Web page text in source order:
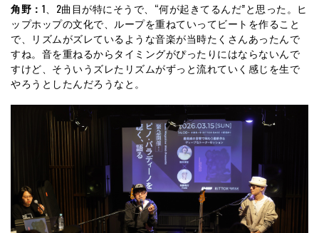
角野： 1、2曲目が特にそうで、“何が起きてるんだ”と思った。ヒ
ップホップの文化で、ループを重ねていってビートを作ること
で、リズムがズレているような音楽が当時たくさんあったんで
すね。音を重ねるからタイミングがぴったりにはならないんで
すけど、そういうズレたリズムがずっと流れていく感じを生で
やろうとしたんだろうなと。